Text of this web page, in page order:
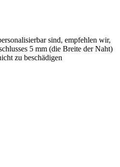
sind, empfehlen wir,
5 mm (die Breite der Naht)
zu beschädigen